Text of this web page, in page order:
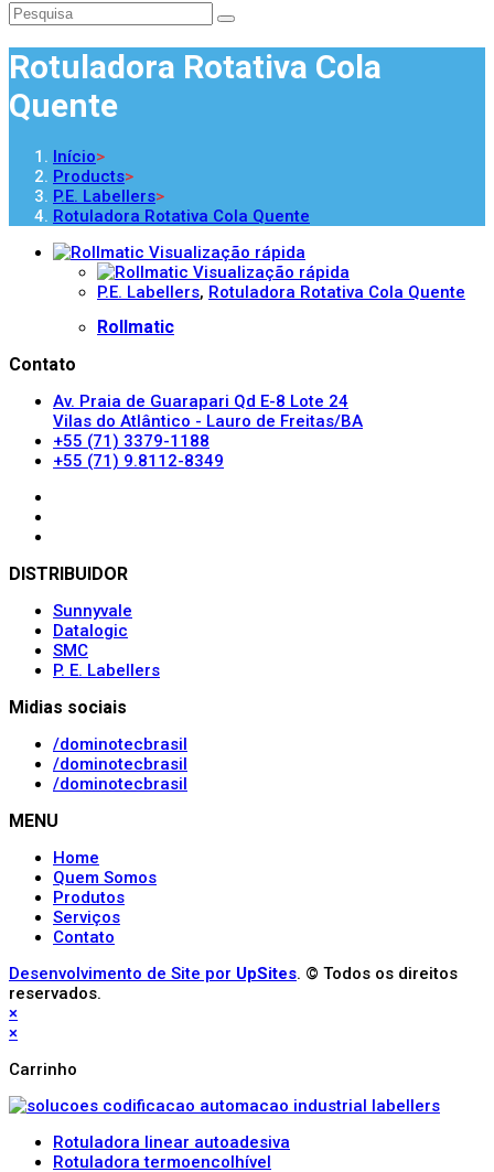
Rotuladora Rotativa Cola
Quente
Início>
Products>
P.E. Labellers>
Rotuladora Rotativa Cola Quente
Visualização rápida
Visualização rápida
P.E. Labellers, Rotuladora Rotativa Cola Quente
Rollmatic
Contato
Av. Praia de Guarapari Qd E-8 Lote 24
Vilas do Atlântico - Lauro de Freitas/BA
+55 (71) 3379-1188
+55 (71) 9.8112-8349
DISTRIBUIDOR
Sunnyvale
Datalogic
SMC
P. E. Labellers
Midias sociais
/dominotecbrasil
/dominotecbrasil
/dominotecbrasil
MENU
Home
Quem Somos
Produtos
Serviços
Contato
Desenvolvimento de Site por UpSites. © Todos os direitos
reservados.
×
×
Carrinho
Rotuladora linear autoadesiva
Rotuladora termoencolhível